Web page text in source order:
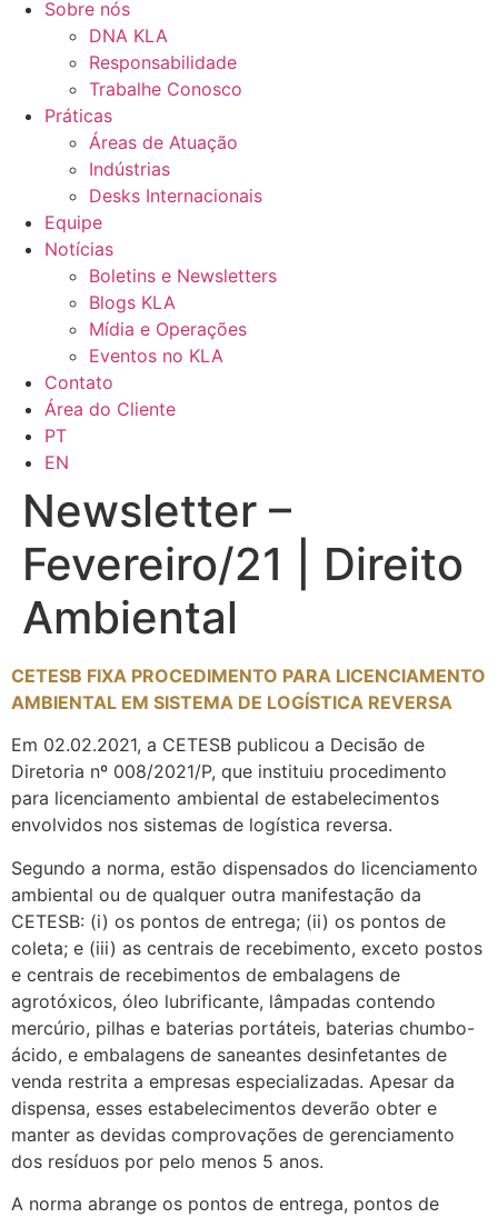
Sobre nós
DNA KLA
Responsabilidade
Trabalhe Conosco
Práticas
Áreas de Atuação
Indústrias
Desks Internacionais
Equipe
Notícias
Boletins e Newsletters
Blogs KLA
Mídia e Operações
Eventos no KLA
Contato
Área do Cliente
PT
EN
Newsletter –
Fevereiro/21 | Direito
Ambiental
CETESB FIXA PROCEDIMENTO PARA LICENCIAMENTO
AMBIENTAL EM SISTEMA DE LOGÍSTICA REVERSA
Em 02.02.2021, a CETESB publicou a Decisão de
Diretoria nº 008/2021/P, que instituiu procedimento
para licenciamento ambiental de estabelecimentos
envolvidos nos sistemas de logística reversa.
Segundo a norma, estão dispensados do licenciamento
ambiental ou de qualquer outra manifestação da
CETESB: (i) os pontos de entrega; (ii) os pontos de
coleta; e (iii) as centrais de recebimento, exceto postos
e centrais de recebimentos de embalagens de
agrotóxicos, óleo lubrificante, lâmpadas contendo
mercúrio, pilhas e baterias portáteis, baterias chumbo-
ácido, e embalagens de saneantes desinfetantes de
venda restrita a empresas especializadas. Apesar da
dispensa, esses estabelecimentos deverão obter e
manter as devidas comprovações de gerenciamento
dos resíduos por pelo menos 5 anos.
A norma abrange os pontos de entrega, pontos de